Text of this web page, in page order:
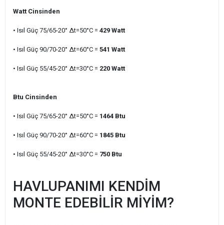
Watt Cinsinden
• Isıl Güç 75/65-20° ∆t=50°C = 429 Watt
• Isıl Güç 90/70-20° ∆t=60°C = 541 Watt
• Isıl Güç 55/45-20° ∆t=30°C = 220 Watt
Btu Cinsinden
• Isıl Güç 75/65-20° ∆t=50°C = 1464 Btu
• Isıl Güç 90/70-20° ∆t=60°C = 1845 Btu
• Isıl Güç 55/45-20° ∆t=30°C = 750 Btu
HAVLUPANIMI KENDİM
MONTE EDEBİLİR MİYİM?